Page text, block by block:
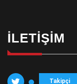
İLETIŞIM
Takipçi